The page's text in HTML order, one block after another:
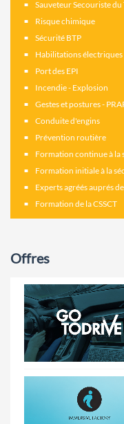
Sauveteur Secouriste du
Risque chimique
Sécurité BTP
Habilitations électriques
Port des EPI
Incendie - Explosion
Gestes et postures -
Conduite d'engins
Prévention routière
Formation continue à la
Formation initiale à la
Experts agréés auprés
Formation de la CSSCT
Offres